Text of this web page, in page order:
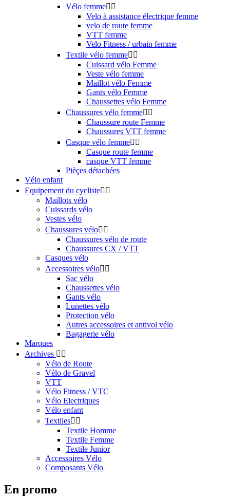
Vélo femme 
Velo à assistance électrique femme
velo de route femme
VTT femme
Velo Fitness / urbain femme
Textile vélo femme 
Cuissard vélo Femme
Veste vélo femme
Maillot vélo Femme
Gants vélo Femme
Chaussettes vélo Femme
Chaussures vélo femme 
Chaussure route Femme
Chaussures VTT femme
Casque vélo femme 
Casque route femme
casque VTT femme
Pièçes détachées
Vélo enfant
Equipement du cycliste 
Maillots vélo
Cuissards vélo
Vestes vélo
Chaussures vélo 
Chaussures vélo de route
Chaussures CX / VTT
Casques vélo
Accessoires vélo 
Sac vélo
Chaussettes vélo
Gants vélo
Lunettes vélo
Protection vélo
Autres accessoires et antivol vélo
Bagagerie vélo
Marques
Archives  
Vélo de Route
Vélo de Gravel
VTT
Vélo Fitness / VTC
Vélo Electriques
Vélo enfant
Textiles 
Textile Homme
Textile Femme
Textile Junior
Accessoires Vélo
Composants Vélo
En promo